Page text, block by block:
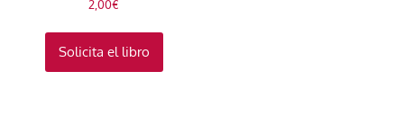
2,00€
Solicita el libro